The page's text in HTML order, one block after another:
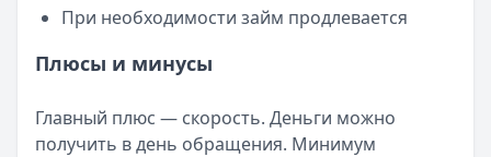
При необходимости займ продлевается
Плюсы и минусы
Главный плюс — скорость. Деньги можно
получить в день обращения. Минимум